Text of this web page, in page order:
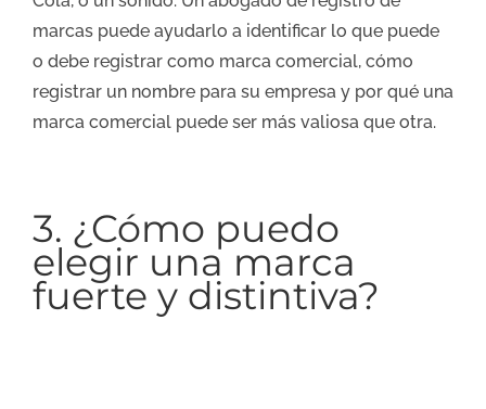
marcas puede ayudarlo a identificar lo que puede
o debe registrar como marca comercial, cómo
registrar un nombre para su empresa y por qué una
marca comercial puede ser más valiosa que otra.
3. ¿Cómo puedo
elegir una marca
fuerte y distintiva?